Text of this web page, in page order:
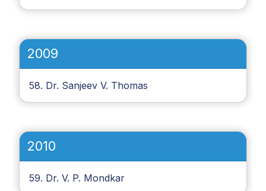
2009
58. Dr. Sanjeev V. Thomas
2010
59. Dr. V. P. Mondkar